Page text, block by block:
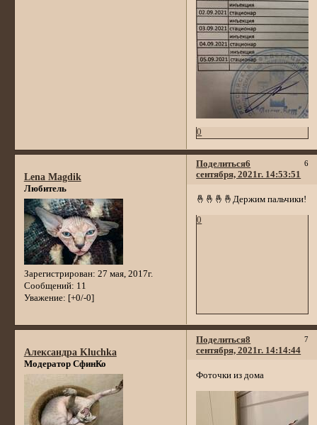
0
Поделиться 6
6
сентября, 2021г. 14:53:51
Lena Magdik
Любитель
Зарегистрирован: 27 мая, 2017г.
Сообщений: 11
Уважение: [+0/-0]
🤞🤞🤞🤞Держим пальчики!
0
Поделиться 7
8
сентября, 2021г. 14:14:44
Александра Kluchka
Модератор СфинКо
Фоточки из дома